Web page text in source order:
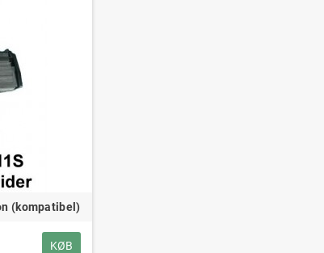
(kompatibel)
KØB